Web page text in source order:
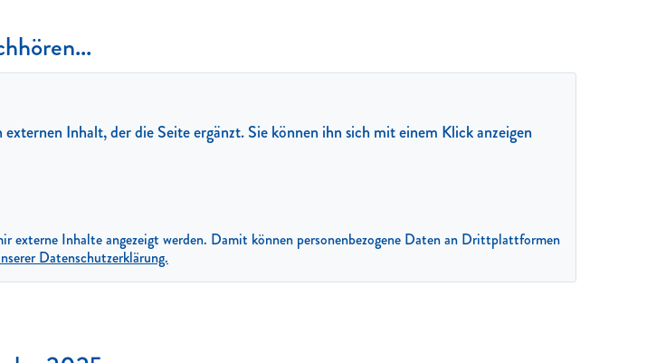
Inhalt, der die Seite ergänzt. Sie können ihn sich mit einem Klick anzeigen
externe Inhalte angezeigt werden. Damit können personenbezogene Daten an Drittplattformen
Datenschutzerklärung.